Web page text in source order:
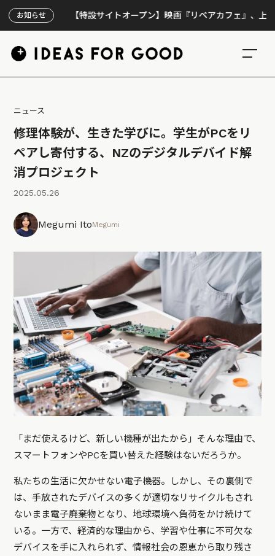
お知らせ【特設サイトオープン】映画『リペアカフェ』、上映300回
ニュース
修理体験が、生きた学びに。学生がPCをリ
ペアし寄付する、NZのデジタルデバイド解
消プロジェクト
2025.05.26
Megumi ItoMegumi
「まだ使えるけど、新しい機種が出たから」そんな理由で、
スマートフォンやPCを買い替えた経験はないだろうか。
私たちの生活に欠かせない電子機器。しかし、その裏側で
は、手放されたデバイスの多くが適切なリサイクルもされ
ないまま電子廃棄物 となり、地球環境へ負荷をかけ続けて
いる。一方で、経済的な理由から、学習や仕事に不可欠な
デバイスを手に入れられず、情報社会の恩恵から取り残さ